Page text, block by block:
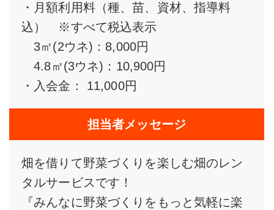
・月額利用料（種、苗、資材、指導料
込） ※すべて税込表示
3㎡(2ウネ)：8,000円
4.8㎡(3ウネ)：10,900円
・入会金： 11,000円
担当者メッセージ
畑を借りて野菜づくりを楽しむ畑のレン
タルサービスです！
『みんなに野菜づくりをもっと気軽に楽